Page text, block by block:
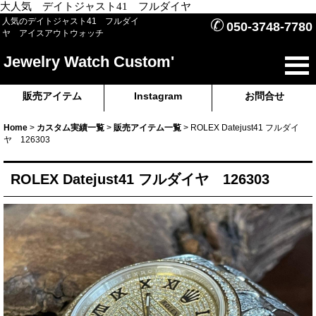
大人気 デイトジャスト41 フルダイヤ
人気のデイトジャスト41 フルダイ
ヤ アイスアウトウォッチ
✆ 050-3748-7780
Jewelry Watch Custom'
販売アイテム Instagram お問合せ
Home > カスタム実績一覧 > 販売アイテム一覧 > ROLEX Datejust41 フルダイ
ヤ 126303
ROLEX Datejust41 フルダイヤ 126303